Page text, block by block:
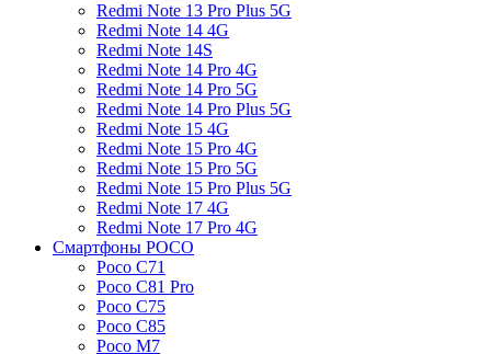
Redmi Note 13 Pro Plus 5G
Redmi Note 14 4G
Redmi Note 14S
Redmi Note 14 Pro 4G
Redmi Note 14 Pro 5G
Redmi Note 14 Pro Plus 5G
Redmi Note 15 4G
Redmi Note 15 Pro 4G
Redmi Note 15 Pro 5G
Redmi Note 15 Pro Plus 5G
Redmi Note 17 4G
Redmi Note 17 Pro 4G
Смартфоны POCO
Poco C71
Poco C81 Pro
Poco C75
Poco C85
Poco M7